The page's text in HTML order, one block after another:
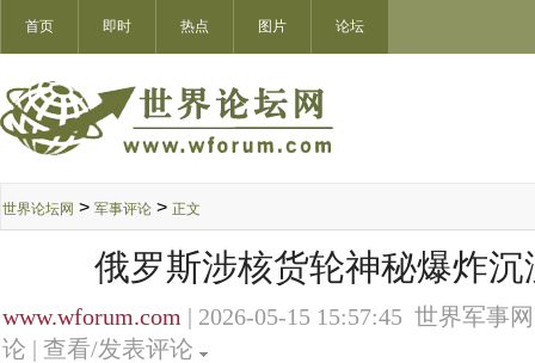
首页 即时 热点 图片 论坛
世界论坛网 > 军事评论 > 正文
俄罗斯涉核货轮神秘爆炸
www.wforum.com | 2026-05-15 15:57:45 世界军事
论 | 查看/发表评论